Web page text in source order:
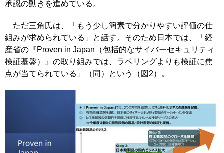
承認の動きを進めている。
ただ三角氏は、「もう少し簡素で分かりやすい評価の仕
組みが求められている」と話す。そのため日本では、「経
産省の『Proven in Japan（包括的なサイバーセキュリティ
検証基盤）』の取り組みでは、ラベリングよりも検証に焦
点が当てられている」（同）という（図2）。